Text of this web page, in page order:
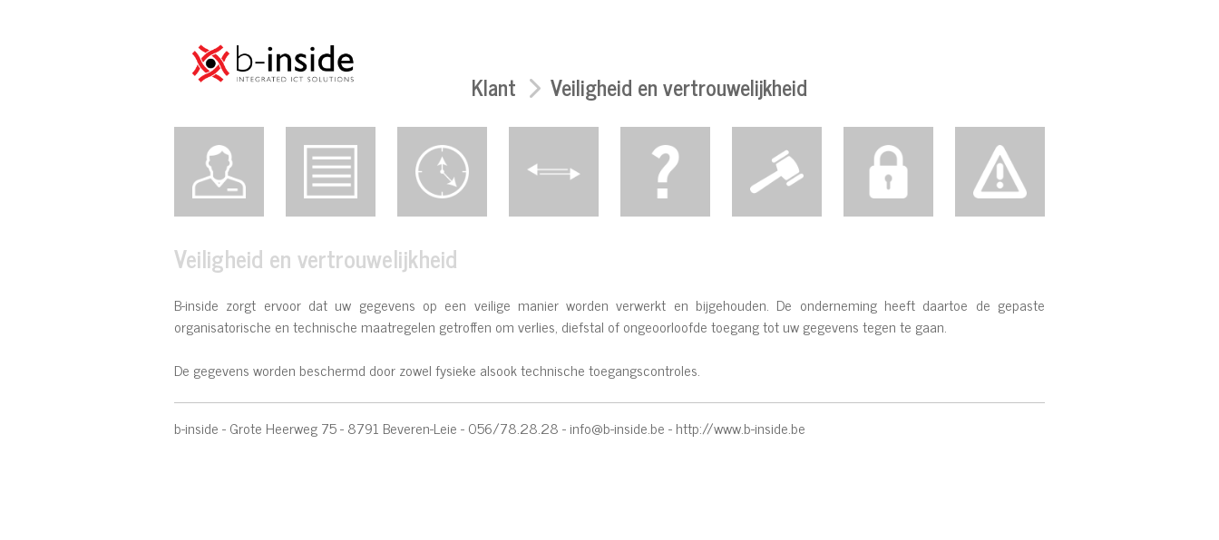
Klant Veiligheid en vertrouwelijkheid
Veiligheid en vertrouwelijkheid
B-inside zorgt ervoor dat uw gegevens op een veilige manier worden verwerkt en bijgehouden. De onderneming heeft daartoe de gepaste
organisatorische en technische maatregelen getroffen om verlies, diefstal of ongeoorloofde toegang tot uw gegevens tegen te gaan.
De gegevens worden beschermd door zowel fysieke alsook technische toegangscontroles.
b-inside - Grote Heerweg 75 - 8791 Beveren-Leie - 056/78.28.28 -info@b-inside.be-http://www.b-inside.be